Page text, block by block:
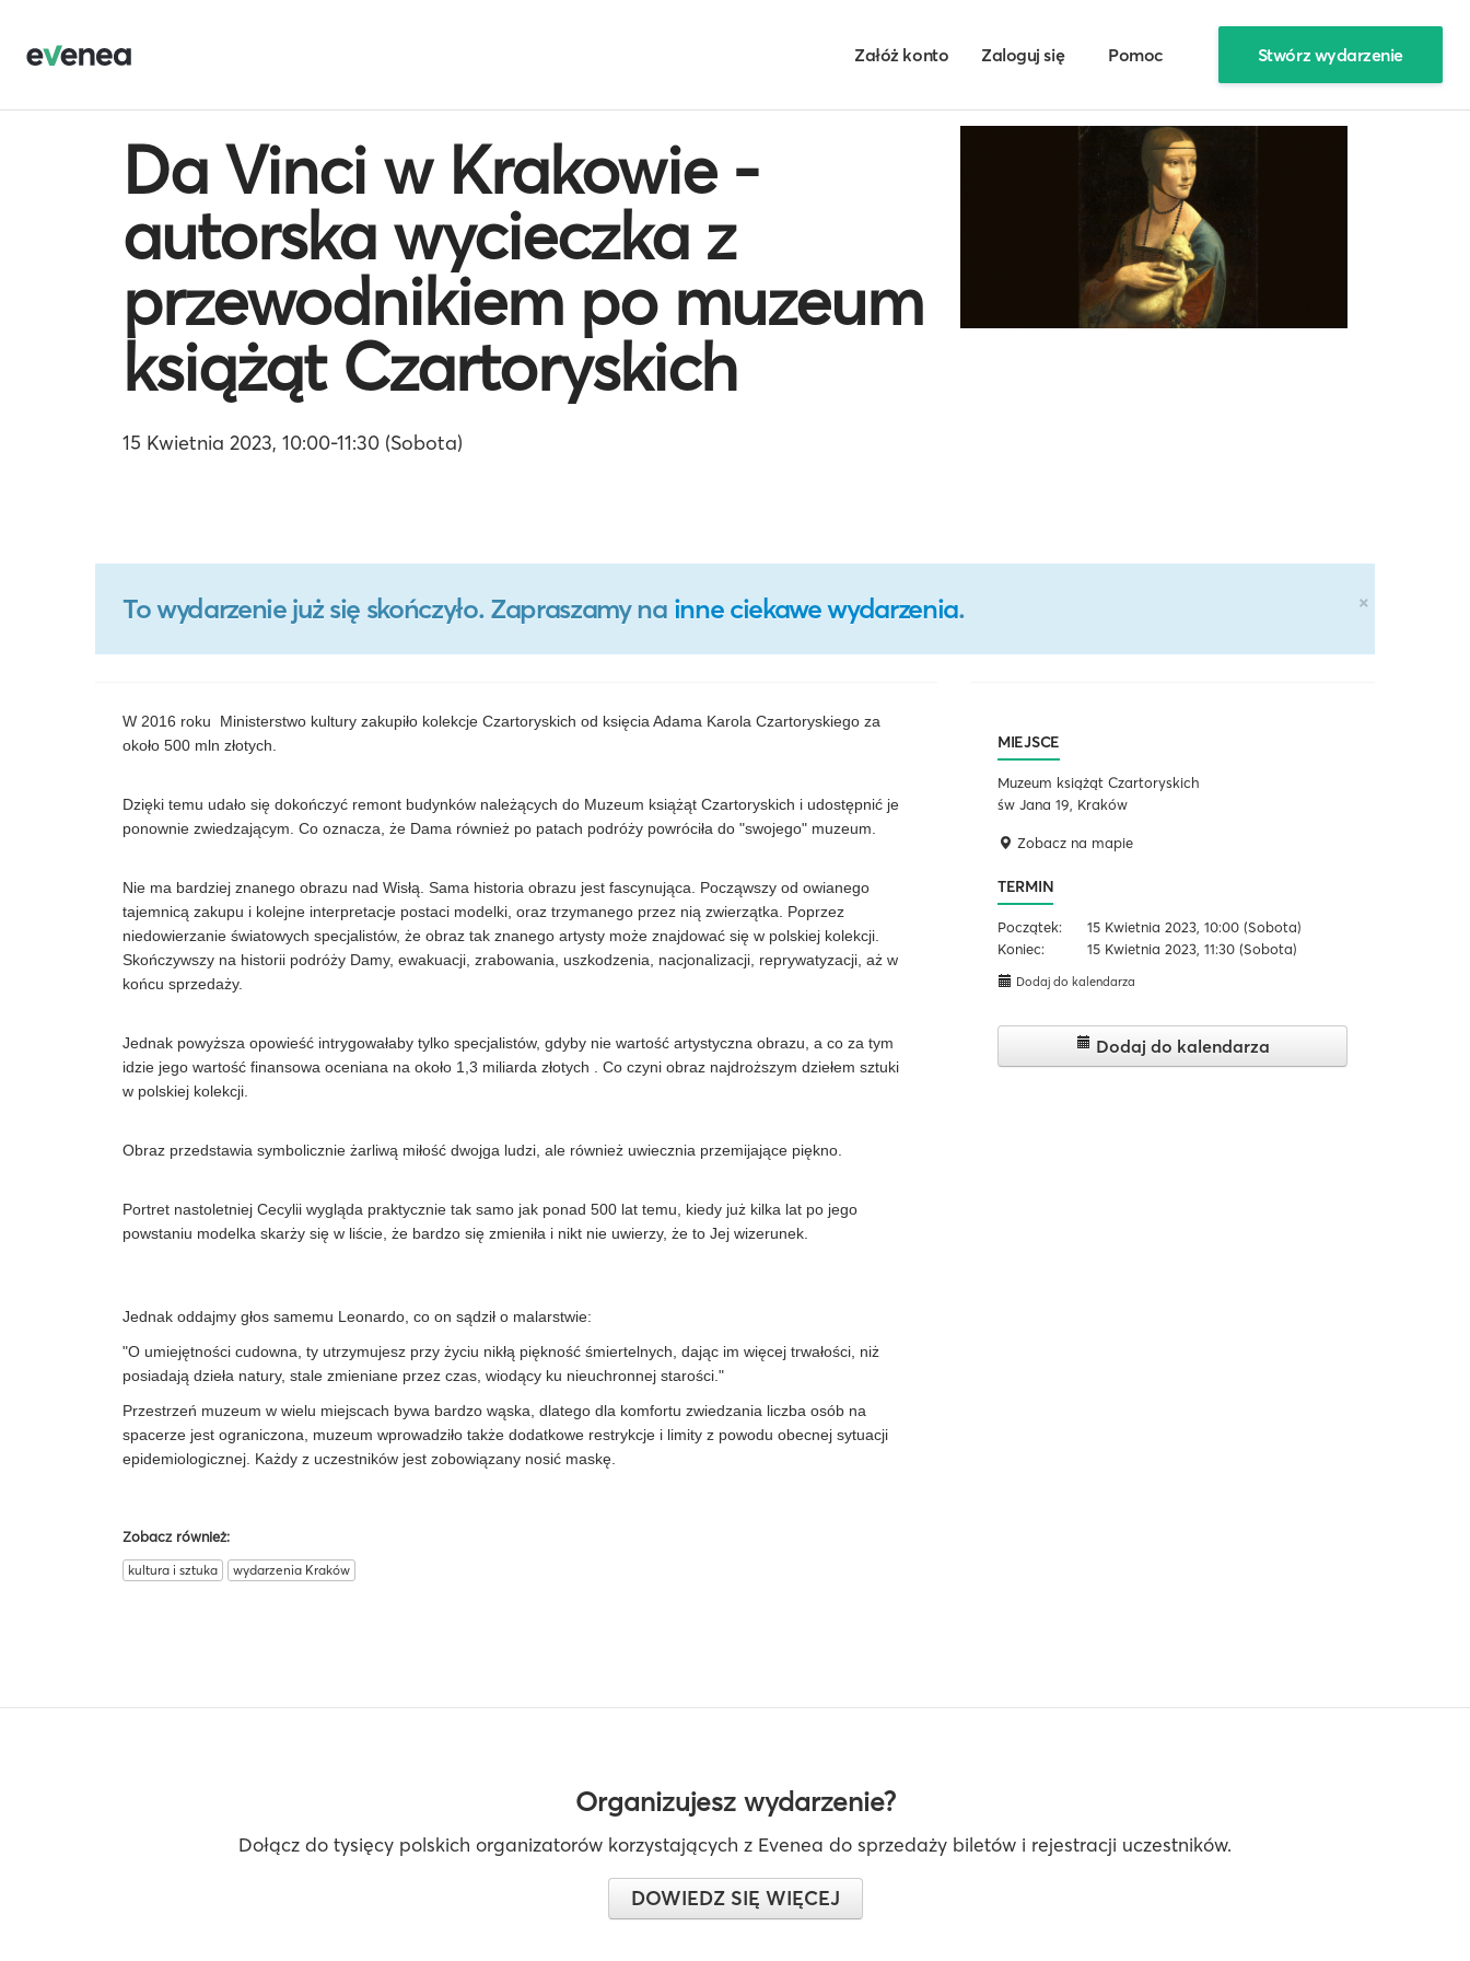
Załóż konto Zaloguj się Pomoc Stwórz wydarzenie
Da Vinci w Krakowie -
autorska wycieczka z
przewodnikiem po muzeum
książąt Czartoryskich
15 Kwietnia 2023, 10:00-11:30 (Sobota)
×
To wydarzenie już się skończyło. Zapraszamy na inne ciekawe wydarzenia.
W 2016 roku Ministerstwo kultury zakupiło kolekcje Czartoryskich od księcia Adama Karola Czartoryskiego za
około 500 mln złotych.
Dzięki temu udało się dokończyć remont budynków należących do Muzeum książąt Czartoryskich i udostępnić je
ponownie zwiedzającym. Co oznacza, że Dama również po patach podróży powróciła do "swojego" muzeum.
Nie ma bardziej znanego obrazu nad Wisłą. Sama historia obrazu jest fascynująca. Począwszy od owianego
tajemnicą zakupu i kolejne interpretacje postaci modelki, oraz trzymanego przez nią zwierzątka. Poprzez
niedowierzanie światowych specjalistów, że obraz tak znanego artysty może znajdować się w polskiej kolekcji.
Skończywszy na historii podróży Damy, ewakuacji, zrabowania, uszkodzenia, nacjonalizacji, reprywatyzacji, aż w
końcu sprzedaży.
Jednak powyższa opowieść intrygowałaby tylko specjalistów, gdyby nie wartość artystyczna obrazu, a co za tym
idzie jego wartość finansowa oceniana na około 1,3 miliarda złotych . Co czyni obraz najdroższym dziełem sztuki
w polskiej kolekcji.
Obraz przedstawia symbolicznie żarliwą miłość dwojga ludzi, ale również uwiecznia przemijające piękno.
Portret nastoletniej Cecylii wygląda praktycznie tak samo jak ponad 500 lat temu, kiedy już kilka lat po jego
powstaniu modelka skarży się w liście, że bardzo się zmieniła i nikt nie uwierzy, że to Jej wizerunek.
Jednak oddajmy głos samemu Leonardo, co on sądził o malarstwie:
"O umiejętności cudowna, ty utrzymujesz przy życiu nikłą piękność śmiertelnych, dając im więcej trwałości, niż
posiadają dzieła natury, stale zmieniane przez czas, wiodący ku nieuchronnej starości."
Przestrzeń muzeum w wielu miejscach bywa bardzo wąska, dlatego dla komfortu zwiedzania liczba osób na
spacerze jest ograniczona, muzeum wprowadziło także dodatkowe restrykcje i limity z powodu obecnej sytuacji
epidemiologicznej. Każdy z uczestników jest zobowiązany nosić maskę.
Zobacz również:
kultura i sztuka wydarzenia Kraków
MIEJSCE
Muzeum książąt Czartoryskich
św Jana 19, Kraków
Zobacz na mapie
TERMIN
Początek: 15 Kwietnia 2023, 10:00 (Sobota)
Koniec:
15 Kwietnia 2023, 11:30 (Sobota)
Dodaj do kalendarza
Dodaj do kalendarza
Organizujesz wydarzenie?
Dołącz do tysięcy polskich organizatorów korzystających z Evenea do sprzedaży biletów i rejestracji uczestników.
DOWIEDZ SIĘ WIĘCEJ